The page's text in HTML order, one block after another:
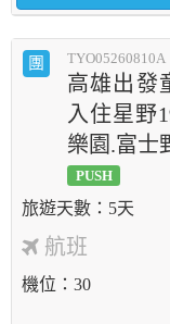
團 TYO05260810A
高雄出發
入住星野
樂園.富士
PUSH
5天
航班
機位 30